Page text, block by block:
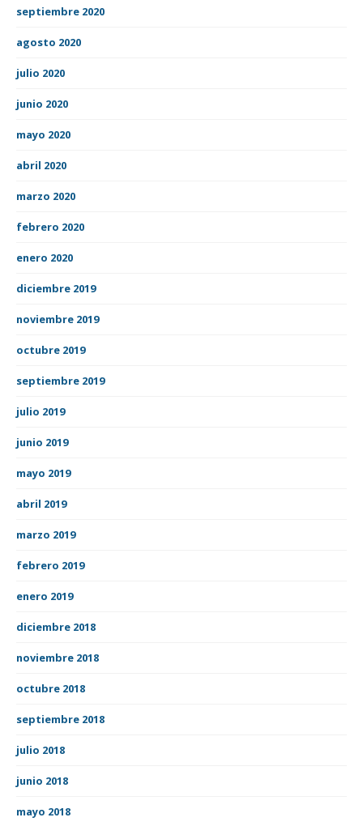
septiembre 2020
agosto 2020
julio 2020
junio 2020
mayo 2020
abril 2020
marzo 2020
febrero 2020
enero 2020
diciembre 2019
noviembre 2019
octubre 2019
septiembre 2019
julio 2019
junio 2019
mayo 2019
abril 2019
marzo 2019
febrero 2019
enero 2019
diciembre 2018
noviembre 2018
octubre 2018
septiembre 2018
julio 2018
junio 2018
mayo 2018